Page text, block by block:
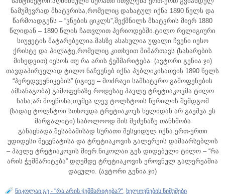
ნამუშევრად მხატვრისა,რომელიც დახატულ იქნა 1890 წელს და
წარმოადგენს – “ვნების ციკლს”,შექმნილს მხატვრის მიერ 1880
წლიდან – 1890 წლის ჩათვლით პერიოდებში.ტილო რელიგიური
სიუჟეტის მატარებელია.მასზე ასახულია უფალი ჩვენი იესო
ქრისტე და პილატე,რომელიც კითხვით მიმართავს (სახარების
მიხედვით) იესოს თუ რა არის ჭეშმარიტება. (ავტორი გენია.ჯი)
თავდაპირველად ტილო ნაჩვენებ იქნა პუბლიკისათვის 1890 წელს
“პერედვეჟნიკების” (იგივე – მოძრავი სამხატვრო გამოფენების
ამხანაგობა) გამოფენაზე.როდესაც პავლე ტრეტიაკოვმა ტილო
ნახა,არ მოეწონა,თუმცა ლევ ტოლსტოის წერილის შემდგომ
(სადაც ტოლსტოი სთხოვდა ტრეტიაკოვს ხელიდან არ გაეშვა ეს
მარგალიტი) საბოლოოდ მის შეძენაზე თანხმობა
განაცხადა.შესაბამისად სურათი შესყიდულ იქნა ერთ-ერთი
უდიდესი მეცენატისა და ტრეტიაკოვის გალერეის დამაარსებლის
– პავლე ტრეტიაკოვის მიერ.ნიკოლაი გეს დიდებული ტილო – “რა
არის ჭეშმარიტება” დღემდე ტრეტიაკოვის ეროვნულ გალერეაშია
დაცული. (ავტორი გენია.ჯი)
ნიკოლაი გე - "რა არის ჭეშმარიტება?", ხელოვნების ნიმუშები